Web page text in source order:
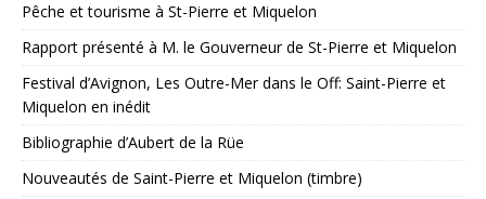
Pêche et tourisme à St-Pierre et Miquelon
Rapport présenté à M. le Gouverneur de St-Pierre et Miquelon
Festival d’Avignon, Les Outre-Mer dans le Off: Saint-Pierre et
Miquelon en inédit
Bibliographie d’Aubert de la Rüe
Nouveautés de Saint-Pierre et Miquelon (timbre)